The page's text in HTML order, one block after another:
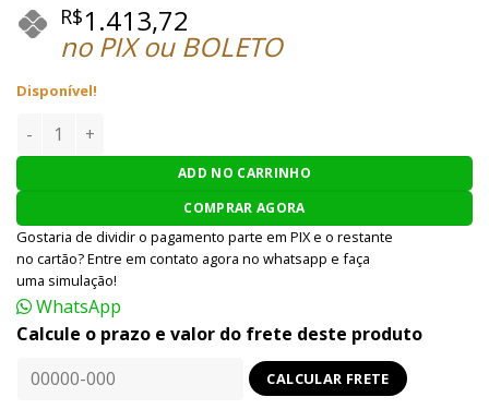
R$1.413,72
no PIX ou BOLETO
Disponível!
PISTOLA AIRSOFT WE G18 GEN4 GBB 6MM - PRETO
ADD NO CARRINHO
COMPRAR AGORA
Gostaria de dividir o pagamento parte em PIX e o restante
no cartão? Entre em contato agora no whatsapp e faça
uma simulação!
WhatsApp
Calcule o prazo e valor do frete deste produto